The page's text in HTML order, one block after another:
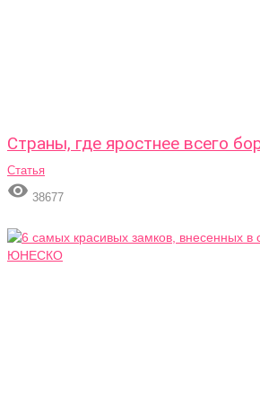
Страны, где яростнее всего
Статья
 38677